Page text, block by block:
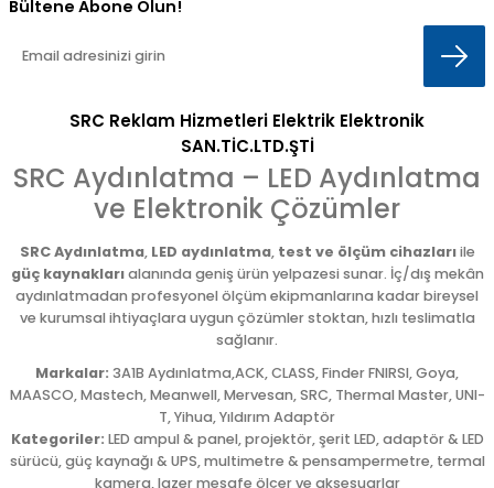
Bültene Abone Olun!
SRC Reklam Hizmetleri Elektrik Elektronik
SAN.TİC.LTD.ŞTİ
SRC Aydınlatma – LED Aydınlatma
ve Elektronik Çözümler
SRC Aydınlatma, LED aydınlatma, test ve ölçüm cihazlarıile
güç kaynaklarıalanında geniş ürün yelpazesi sunar. İç/dış mekân
aydınlatmadan profesyonel ölçüm ekipmanlarına kadar bireysel
ve kurumsal ihtiyaçlara uygun çözümler stoktan, hızlı teslimatla
sağlanır.
Markalar: 3A1B Aydınlatma,ACK, CLASS, Finder FNIRSI, Goya,
MAASCO, Mastech, Meanwell, Mervesan, SRC, Thermal Master, UNI-
T, Yihua, Yıldırım Adaptör
Kategoriler: LED ampul & panel, projektör, şerit LED, adaptör & LED
sürücü, güç kaynağı & UPS, multimetre & pensampermetre, termal
kamera, lazer mesafe ölçer ve aksesuarlar